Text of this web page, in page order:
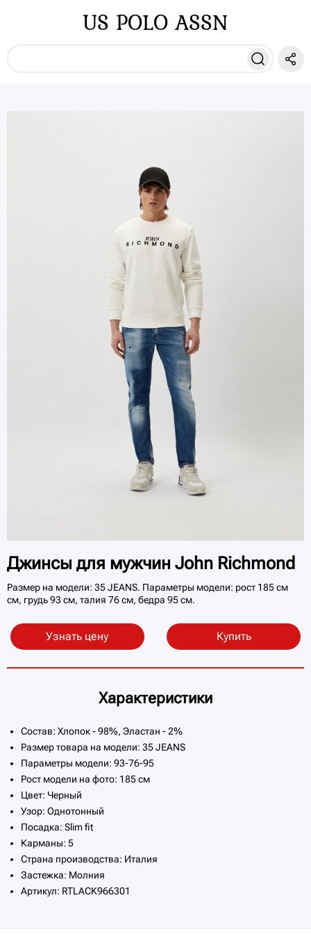
US POLO ASSN
Джинсы для мужчин John Richmond
Размер на модели: 35 JEANS. Параметры модели: рост 185 см
см, грудь 93 см, талия 76 см, бедра 95 см.
Узнать цену Купить
Характеристики
Состав: Хлопок - 98%, Эластан - 2%
Размер товара на модели: 35 JEANS
Параметры модели: 93-76-95
Рост модели на фото: 185 см
Цвет: Черный
Узор: Однотонный
Посадка: Slim fit
Карманы: 5
Страна производства: Италия
Застежка: Молния
Артикул: RTLACK966301